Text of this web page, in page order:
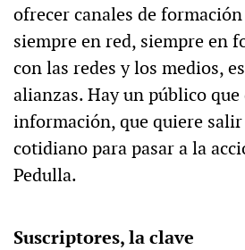
ofrecer canales de
siempre en red, siempre en
con las redes y los medios,
alianzas. Hay un público
información, que quiere salir
cotidiano para pasar a la
Pedulla.
Suscriptores, la clave